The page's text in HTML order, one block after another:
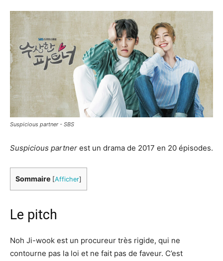
Suspicious partner - SBS
Suspicious partner est un drama de 2017 en 20 épisodes.
Sommaire [Afficher]
Le pitch
Noh Ji-wook est un procureur très rigide, qui ne
contourne pas la loi et ne fait pas de faveur. C’est